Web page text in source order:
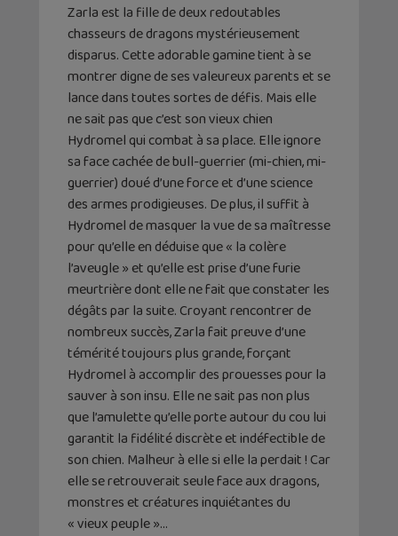
Zarla est la fille de deux redoutables
chasseurs de dragons mystérieusement
disparus. Cette adorable gamine tient à se
montrer digne de ses valeureux parents et se
lance dans toutes sortes de défis. Mais elle
ne sait pas que c’est son vieux chien
Hydromel qui combat à sa place. Elle ignore
sa face cachée de bull-guerrier (mi-chien, mi-
guerrier) doué d’une force et d’une science
des armes prodigieuses. De plus, il suffit à
Hydromel de masquer la vue de sa maîtresse
pour qu’elle en déduise que « la colère
l’aveugle » et qu’elle est prise d’une furie
meurtrière dont elle ne fait que constater les
dégâts par la suite. Croyant rencontrer de
nombreux succès, Zarla fait preuve d’une
témérité toujours plus grande, forçant
Hydromel à accomplir des prouesses pour la
sauver à son insu. Elle ne sait pas non plus
que l’amulette qu’elle porte autour du cou lui
garantit la fidélité discrète et indéfectible de
son chien. Malheur à elle si elle la perdait ! Car
elle se retrouverait seule face aux dragons,
monstres et créatures inquiétantes du
« vieux peuple »…